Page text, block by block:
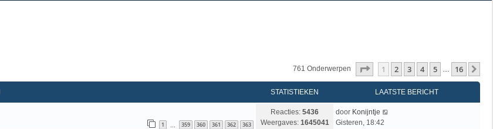
761 Onderwerpen Pagina1 Van 16
1 2 3 4 5 … 16
STATISTIEKEN LAATSTE BERICHT
1 359 360 361 362 363
Reacties: 5436
Weergaves: 1645041
door Konijntje
Gisteren, 18:42